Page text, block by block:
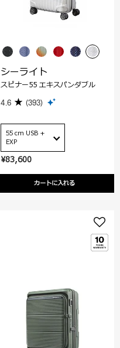
¥83,600
カートに入れる
シーライト
スピナー55 エキスパンダブル
4.6 (393)
55 cm USB +
EXP